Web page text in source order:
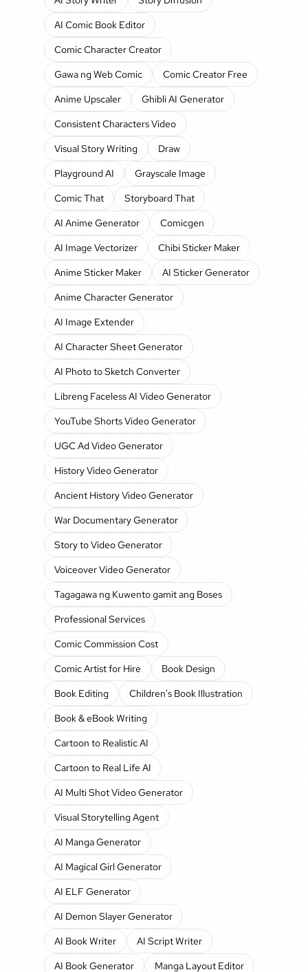
AI Comic Book Editor
Comic Character Creator
Gawa ng Web Comic
Comic Creator Free
Anime Upscaler
Ghibli AI Generator
Consistent Characters Video
Visual Story Writing
Draw
Playground AI
Grayscale Image
Comic That
Storyboard That
AI Anime Generator
Comicgen
AI Image Vectorizer
Chibi Sticker Maker
Anime Sticker Maker
AI Sticker Generator
Anime Character Generator
AI Image Extender
AI Character Sheet Generator
AI Photo to Sketch Converter
Libreng Faceless AI Video Generator
YouTube Shorts Video Generator
UGC Ad Video Generator
History Video Generator
Ancient History Video Generator
War Documentary Generator
Story to Video Generator
Voiceover Video Generator
Tagagawa ng Kuwento gamit ang Boses
Professional Services
Comic Commission Cost
Comic Artist for Hire
Book Design
Book Editing
Children's Book Illustration
Book & eBook Writing
Cartoon to Realistic AI
Cartoon to Real Life AI
AI Multi Shot Video Generator
Visual Storytelling Agent
AI Manga Generator
AI Magical Girl Generator
AI ELF Generator
AI Demon Slayer Generator
AI Book Writer
AI Script Writer
AI Book Generator
Manga Layout Editor